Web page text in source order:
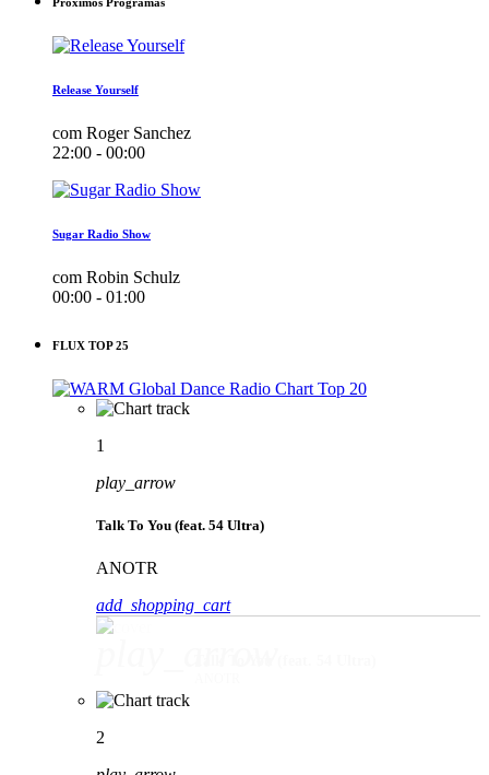
Release Yourself
com Roger Sanchez
22:00 - 00:00
Sugar Radio Show
com Robin Schulz
00:00 - 01:00
FLUX TOP 25
1
play_arrow
Talk To You (feat. 54 Ultra)
ANOTR
add_shopping_cart
2